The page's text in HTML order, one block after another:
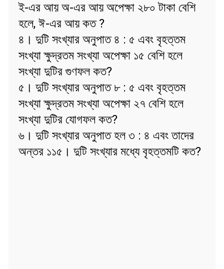
ই-এর আয় অ-এর আয় অপেক্ষা ২৮০ টাকা বেশি
হলে, ঈ-এর আয় কত ?
৪। দুটি সংখ্যার অনুপাত ৪ : ৫ এবং বৃহত্তম
সংখ্যা ক্ষুদ্রতম সংখ্যা অপেক্ষা ১৫ বেশি হলে
সংখ্যা দুটির গুণফল কত?
৫। দুটি সংখ্যার অনুপাত ৮ : ৫ এবং বৃহত্তম
সংখ্যা ক্ষুদ্রতম সংখ্যা অপেক্ষা ২৭ বেশি হলে
সংখ্যা দুটির যোগফল কত?
৬। দুটি সংখ্যার অনুপাত হল ৩ : ৪ এবং তাদের
অন্তর ১১৫। দুটি সংখ্যার মধ্যে বৃহত্তমটি কত?